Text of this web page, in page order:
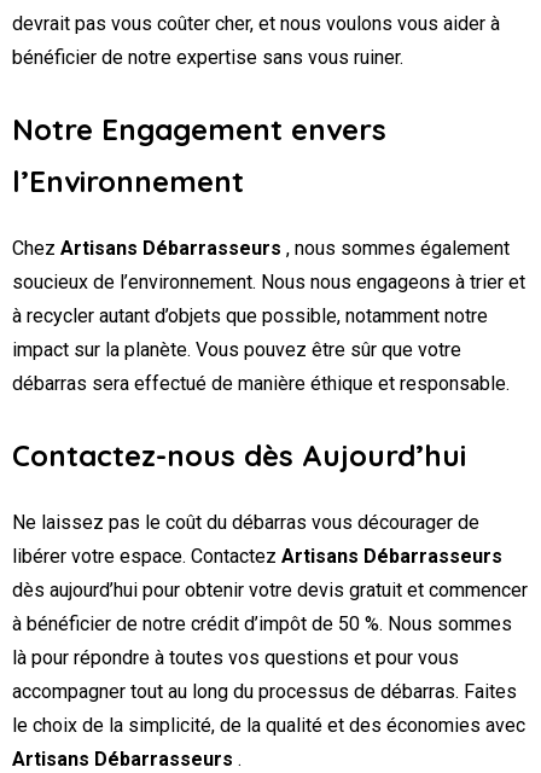
devrait pas vous coûter cher, et nous voulons vous aider à
bénéficier de notre expertise sans vous ruiner.
Notre Engagement envers
l’Environnement
Chez Artisans Débarrasseurs , nous sommes également
soucieux de l’environnement. Nous nous engageons à trier et
à recycler autant d’objets que possible, notamment notre
impact sur la planète. Vous pouvez être sûr que votre
débarras sera effectué de manière éthique et responsable.
Contactez-nous dès Aujourd’hui
Ne laissez pas le coût du débarras vous décourager de
libérer votre espace. Contactez Artisans Débarrasseurs
dès aujourd’hui pour obtenir votre devis gratuit et commencer
à bénéficier de notre crédit d’impôt de 50 %. Nous sommes
là pour répondre à toutes vos questions et pour vous
accompagner tout au long du processus de débarras. Faites
le choix de la simplicité, de la qualité et des économies avec
Artisans Débarrasseurs .